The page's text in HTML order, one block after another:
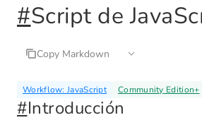
#Script de
Copy Markdown
Workflow: JavaScript Community Edition+
#Introducción